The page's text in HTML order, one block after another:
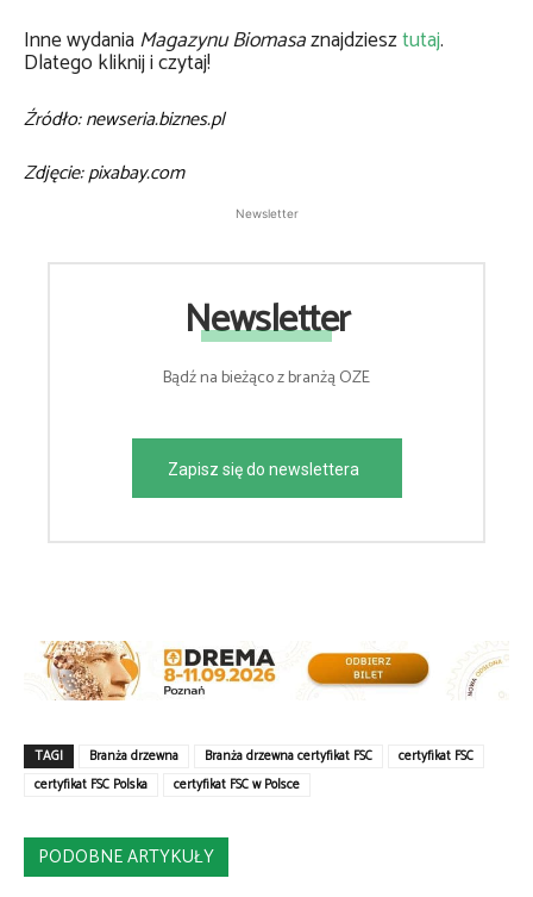
Inne wydaniaMagazynu Biomasaznajdziesztutaj.
Dlatego kliknij i czytaj!
Źródło: newseria.biznes.pl
Zdjęcie: pixabay.com
Newsletter
Newsletter
Bądź na bieżąco z branżą OZE
Zapisz się do newslettera
TAGI Branża drzewna Branża drzewna certyfikat FSC
certyfikat FSC
certyfikat FSC Polska
certyfikat FSC w Polsce
PODOBNE ARTYKUŁY